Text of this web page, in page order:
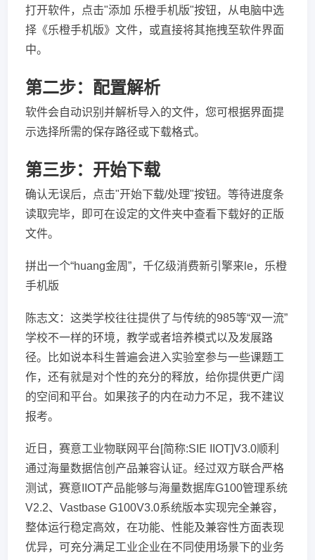
打开软件，点击"添加 乐橙手机版"按钮，从电脑中选
择《乐橙手机版》文件，或直接将其拖拽至软件界面
中。
第二步：配置解析
软件会自动识别并解析导入的文件，您可根据界面提
示选择所需的保存路径或下载格式。
第三步：开始下载
确认无误后，点击"开始下载/处理"按钮。等待进度条
读取完毕，即可在设定的文件夹中查看下载好的正版
文件。
拼出一个“huang金周”，千亿级消费新引擎来le，乐橙
手机版
陈志文：这类学校往往提供了与传统的985等“双一流”
学校不一样的环境，教学或者培养模式以及发展路
径。比如说本科生普遍会进入实验室参与一些课题工
作，还有就是对个性的充分的释放，给你提供更广阔
的空间和平台。如果孩子的内在动力不足，我不建议
报考。
近日，赛意工业物联网平台[简称:SIE IIOT]V3.0顺利
通过海量数据信创产品兼容认证。经过双方联合严格
测试，赛意IIOT产品能够与海量数据库G100管理系统
V2.2、Vastbase G100V3.0系统版本实现完全兼容，
整体运行稳定高效，在功能、性能及兼容性方面表现
优异，可充分满足工业企业在不同使用场景下的业务